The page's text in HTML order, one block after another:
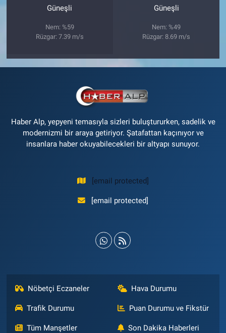
Güneşli
Nem: %59
Rüzgar: 7.39 m/s
Güneşli
Nem: %49
Rüzgar: 8.69 m/s
Haber Alp, yepyeni temasıyla sizleri buluştururken, sadelik ve
modernizmi bir araya getiriyor. Şatafattan kaçınıyor ve
insanlara haber okuyabilecekleri bir altyapı sunuyor.
[email protected]
[email protected]
Nöbetçi Eczaneler Hava Durumu
Trafik Durumu Puan Durumu ve Fikstür
Tüm Manşetler Son Dakika Haberleri